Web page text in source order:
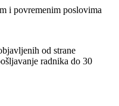
i povremenim poslovima
od strane
radnika do 30